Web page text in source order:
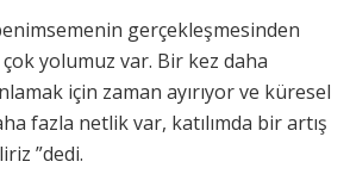
gerçekleşmesinden
yolumuz var. Bir kez daha
için zaman ayırıyor ve küresel
fazla netlik var, katılımda bir artış
”dedi.